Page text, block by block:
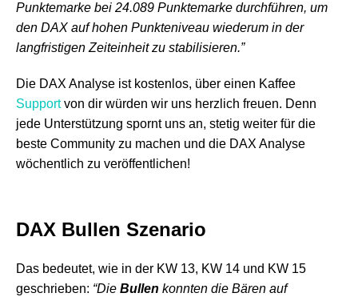
Punktemarke bei 24.089 Punktemarke durchführen, um
den DAX auf hohen Punkteniveau wiederum in der
langfristigen Zeiteinheit zu stabilisieren.”
Die DAX Analyse ist kostenlos, über einen Kaffee
Supportvon dir würden wir uns herzlich freuen. Denn
jede Unterstützung spornt uns an, stetig weiter für die
beste Community zu machen und die DAX Analyse
wöchentlich zu veröffentlichen!
DAX Bullen Szenario
Das bedeutet, wie in der KW 13, KW 14 und KW 15
geschrieben: “Die Bullen konnten die Bären auf